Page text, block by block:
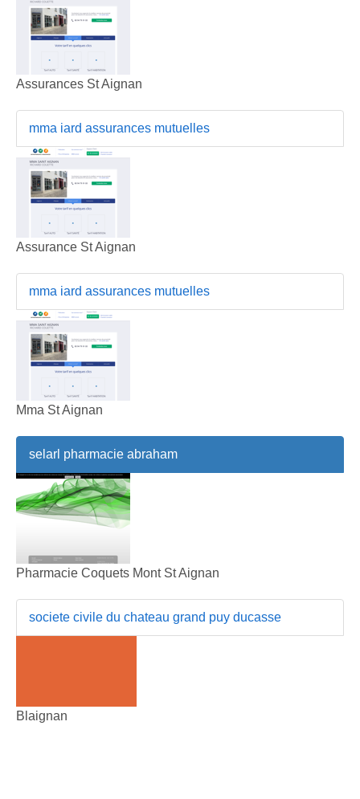
Assurances St Aignan
mma iard assurances mutuelles
Assurance St Aignan
mma iard assurances mutuelles
Mma St Aignan
selarl pharmacie abraham
Pharmacie Coquets Mont St Aignan
societe civile du chateau grand puy ducasse
Blaignan